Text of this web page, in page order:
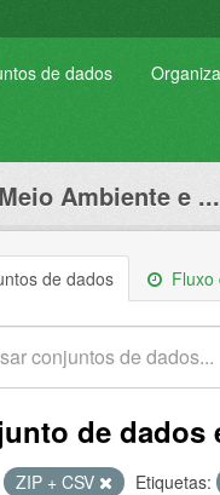
de dados
Ambiente e ...
de dados Fluxo
de dados
ZIP + CSV Etiquetas: